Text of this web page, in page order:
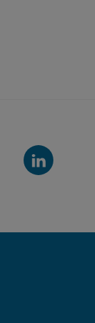
LinkedIn-
Kanal